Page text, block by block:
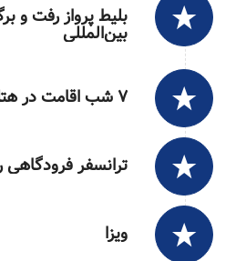
بلیط پرواز رفت و
بین‌المللی
۷ شب اقامت در هتل با صبحانه
ترانسفر
ویزا